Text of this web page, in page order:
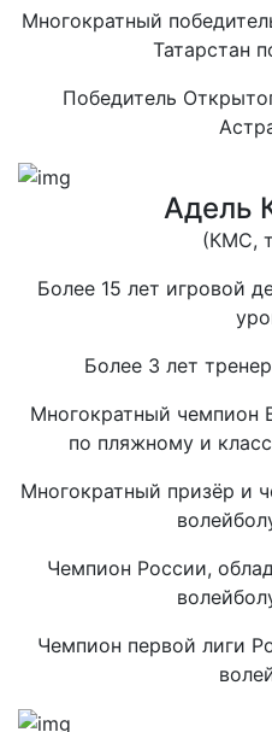
Многократный
Татарстан
Победитель
Адель
(КМС,
Более 15 лет игровой
Более 3 лет
Многократный чемпион
по пляжному и
Многократный призёр и
Чемпион России,
Чемпион первой лиги